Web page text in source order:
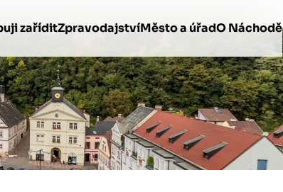
zaříditZpravodajstvíMěsto a úřadO Náchodě